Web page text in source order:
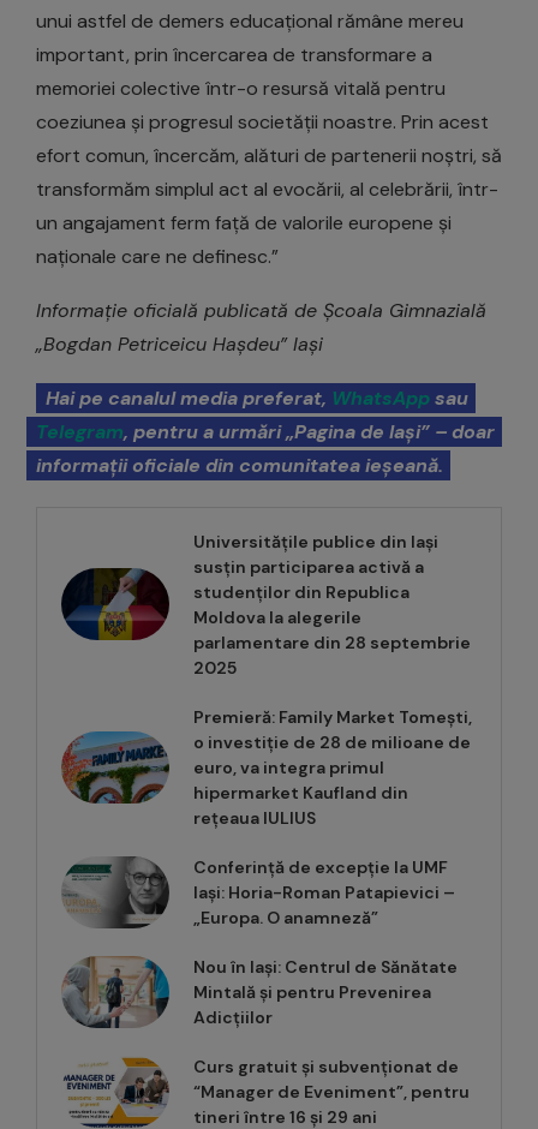
unui astfel de demers educațional rămâne mereu
important, prin încercarea de transformare a
memoriei colective într-o resursă vitală pentru
coeziunea și progresul societății noastre. Prin acest
efort comun, încercăm, alături de partenerii noștri, să
transformăm simplul act al evocării, al celebrării, într-
un angajament ferm față de valorile europene și
naționale care ne definesc.”
Informație oficială publicată de Școala Gimnazială
„Bogdan Petriceicu Hașdeu” Iași
Hai pe canalul media preferat, WhatsAppsau
Telegram, pentru a urmări „Pagina de Iași” – doar
informații oficiale din comunitatea ieșeană.
Universitățile publice din Iași
susțin participarea activă a
studenților din Republica
Moldova la alegerile
parlamentare din 28 septembrie
2025
Premieră: Family Market Tomești,
o investiție de 28 de milioane de
euro, va integra primul
hipermarket Kaufland din
rețeaua IULIUS
Conferință de excepție la UMF
Iași: Horia-Roman Patapievici –
„Europa. O anamneză”
Nou în Iași: Centrul de Sănătate
Mintală și pentru Prevenirea
Adicțiilor
Curs gratuit și subvenționat de
“Manager de Eveniment”, pentru
tineri între 16 și 29 ani